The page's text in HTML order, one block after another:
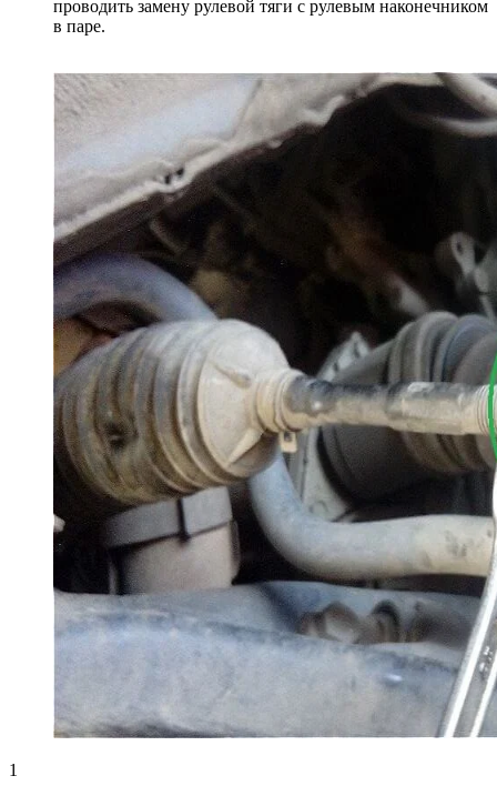
проводить замену рулевой тяги с рулевым наконечником
в паре.
1